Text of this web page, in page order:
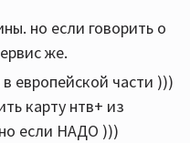
но если говорить о
же.
европейской части )))
карту нтв+ из
если НАДО )))